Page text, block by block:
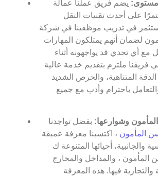
يضم فريق عملنا عمالة
على أحدث تقنيات النقل
في تدريب موظفينا في شركة
لضمان أنهم يمتلكون المهارات
مع أي تحدي قد يواجهونه أثناء
ملتزم بتقديم خدمة عالية
المتناهية، والحرص الشديد
باحترام وأدب مع جميع
وشوارعها: بفضل تواجدنا
المأمون ، اكتسبنا معرفة عميقة
والجانبية، أحيائها المتنوعة ك
، والمداخل والمخارج
والتجارية فيها. هذه المعرفة